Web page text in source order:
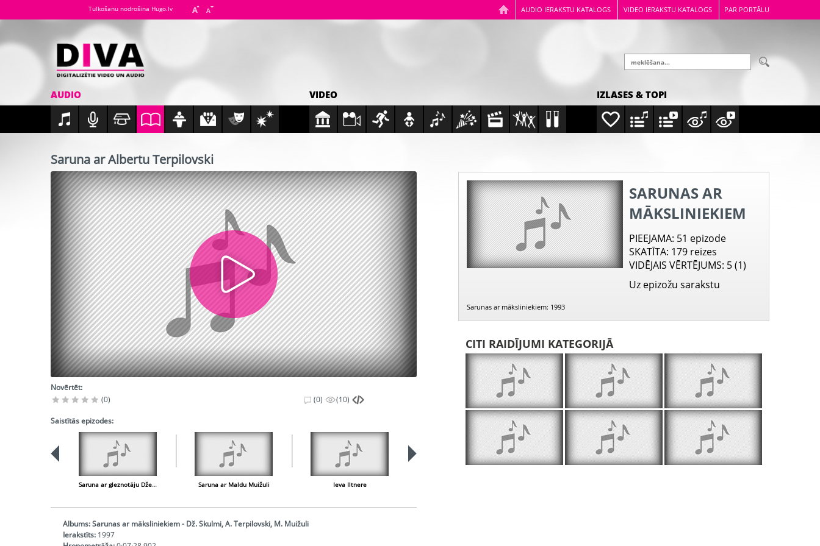
AUDIO IERAKSTU KATALOGS VIDEO IERAKSTU KATALOGS PAR PORTĀLU
Tulkošanu nodrošina Hugo.lv
AUDIO VIDEO IZLASES & TOPI
Saruna ar Albertu Terpilovski
Novērtēt:
(0)
(0) (10)
Saistītās epizodes:
Saruna ar gleznotāju Džemmu Skulmi Saruna ar Maldu Muižuli Ieva Iltnere
Albums:Sarunas ar māksliniekiem - Dž. Skulmi, A. Terpilovski, M. Muižuli
Ierakstīts: 1997
SARUNAS AR
MĀKSLINIEKIEM
PIEEJAMA: 51 epizode
SKATĪTA: 179 reizes
VIDĒJAIS VĒRTĒJUMS: 5 (1)
Uz epizožu sarakstu
Sarunas ar māksliniekiem: 1993
CITI RAIDĪJUMI KATEGORIJĀ